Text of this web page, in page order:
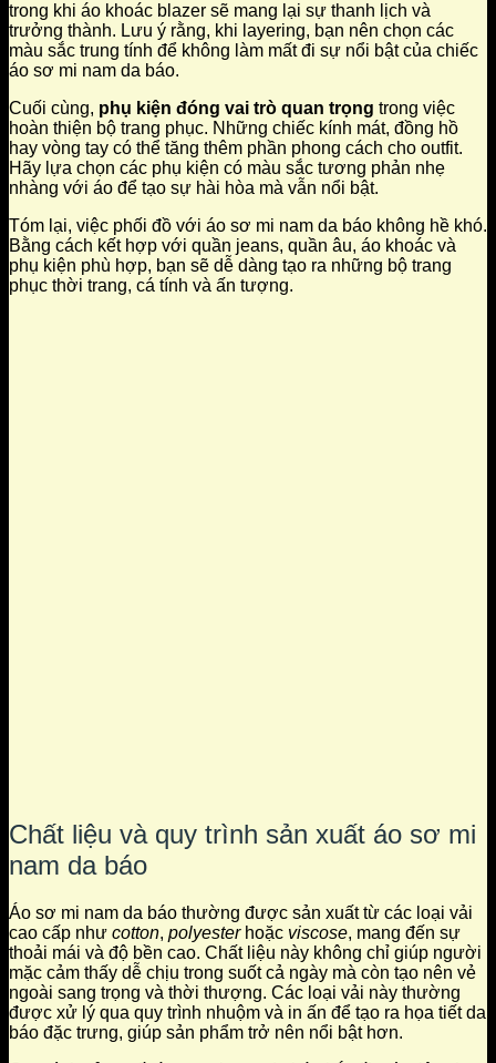
trong khi áo khoác blazer sẽ mang lại sự thanh lịch và
trưởng thành. Lưu ý rằng, khi layering, bạn nên chọn các
màu sắc trung tính để không làm mất đi sự nổi bật của chiếc
áo sơ mi nam da báo.
Cuối cùng, phụ kiện đóng vai trò quan trọng trong việc
hoàn thiện bộ trang phục. Những chiếc kính mát, đồng hồ
hay vòng tay có thể tăng thêm phần phong cách cho outfit.
Hãy lựa chọn các phụ kiện có màu sắc tương phản nhẹ
nhàng với áo để tạo sự hài hòa mà vẫn nổi bật.
Tóm lại, việc phối đồ với áo sơ mi nam da báo không hề khó.
Bằng cách kết hợp với quần jeans, quần âu, áo khoác và
phụ kiện phù hợp, bạn sẽ dễ dàng tạo ra những bộ trang
phục thời trang, cá tính và ấn tượng.
Chất liệu và quy trình sản xuất áo sơ mi
nam da báo
Áo sơ mi nam da báo thường được sản xuất từ các loại vải
cao cấp như cotton, polyesterhoặc viscose, mang đến sự
thoải mái và độ bền cao. Chất liệu này không chỉ giúp người
mặc cảm thấy dễ chịu trong suốt cả ngày mà còn tạo nên vẻ
ngoài sang trọng và thời thượng. Các loại vải này thường
được xử lý qua quy trình nhuộm và in ấn để tạo ra họa tiết da
báo đặc trưng, giúp sản phẩm trở nên nổi bật hơn.